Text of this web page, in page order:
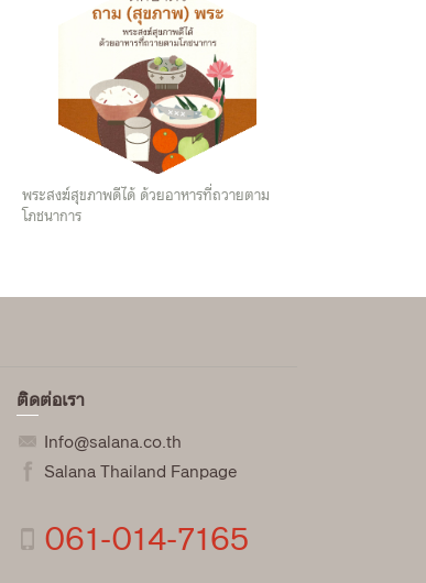
พระสงฆ์สุขภาพดีได้ ด้วยอาหารที่ถวายตาม
โภชนาการ
ติดต่อเรา
Info@salana.co.th
Salana Thailand Fanpage
061-014-7165